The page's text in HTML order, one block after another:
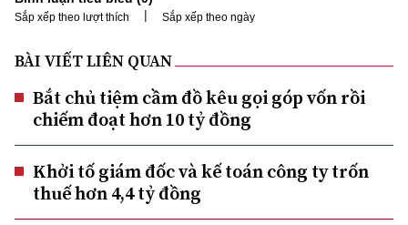
Sắp xếp theo lượt thích | Sắp xếp theo ngày
BÀI VIẾT LIÊN QUAN
Bắt chủ tiệm cầm đồ kêu gọi góp vốn rồi
chiếm đoạt hơn 10 tỷ đồng
Khởi tố giám đốc và kế toán công ty trốn
thuế hơn 4,4 tỷ đồng